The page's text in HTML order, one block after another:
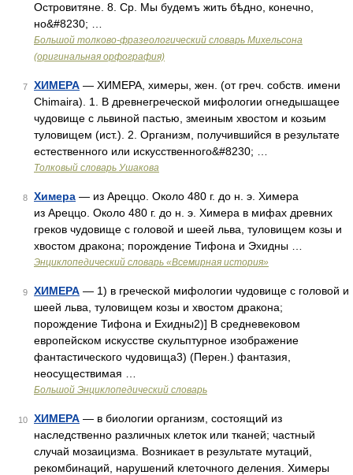
Островитяне. 8. Ср. Мы будемъ жить бѣдно, конечно,
но&#8230; …
Большой толково-фразеологический словарь Михельсона
(оригинальная орфография)
7 ХИМЕРА — ХИМЕРА, химеры, жен. (от греч. собств. имени
Chimaira). 1. В древнегреческой мифологии огнедышащее
чудовище с львиной пастью, змеиным хвостом и козьим
туловищем (ист.). 2. Организм, получившийся в результате
естественного или искусственного&#8230; …
Толковый словарь Ушакова
8 Химера — из Ареццо. Около 480 г. до н. э. Химера
из Ареццо. Около 480 г. до н. э. Химера в мифах древних
греков чудовище с головой и шеей льва, туловищем козы и
хвостом дракона; порождение Тифона и Эхидны …
Энциклопедический словарь «Всемирная история»
9 ХИМЕРА — 1) в греческой мифологии чудовище с головой и
шеей льва, туловищем козы и хвостом дракона;
порождение Тифона и Ехидны2)] В средневековом
европейском искусстве скульптурное изображение
фантастического чудовища3) (Перен.) фантазия,
неосуществимая …
Большой Энциклопедический словарь
10 ХИМЕРА — в биологии организм, состоящий из
наследственно различных клеток или тканей; частный
случай мозаицизма. Возникает в результате мутаций,
рекомбинаций, нарушений клеточного деления. Химеры